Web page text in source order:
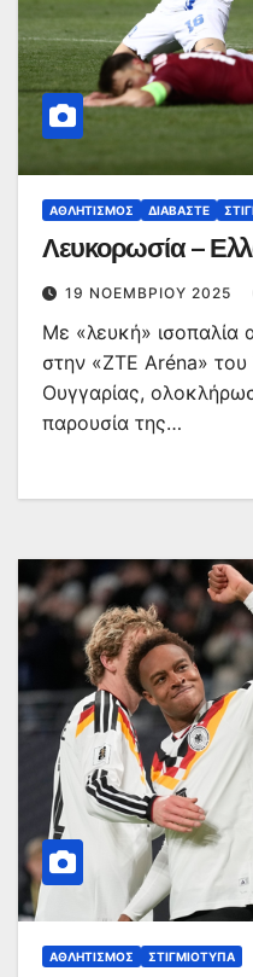
ΑΘΛΗΤΙΣΜΌΣ ΔΙΑΒΆΣΤΕ
Λευκορωσία –
19 ΝΟΕΜΒΡΊΟΥ 2025
Με «λευκή» ισοπαλία
στην «ZTE Aréna»
Ουγγαρίας,
παρουσία της…
ΑΘΛΗΤΙΣΜΌΣ ΣΤΙΓΜΙΌΤΥΠΑ